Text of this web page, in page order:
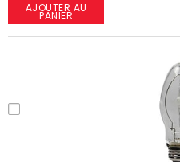
AJOUTER AU
PANIER